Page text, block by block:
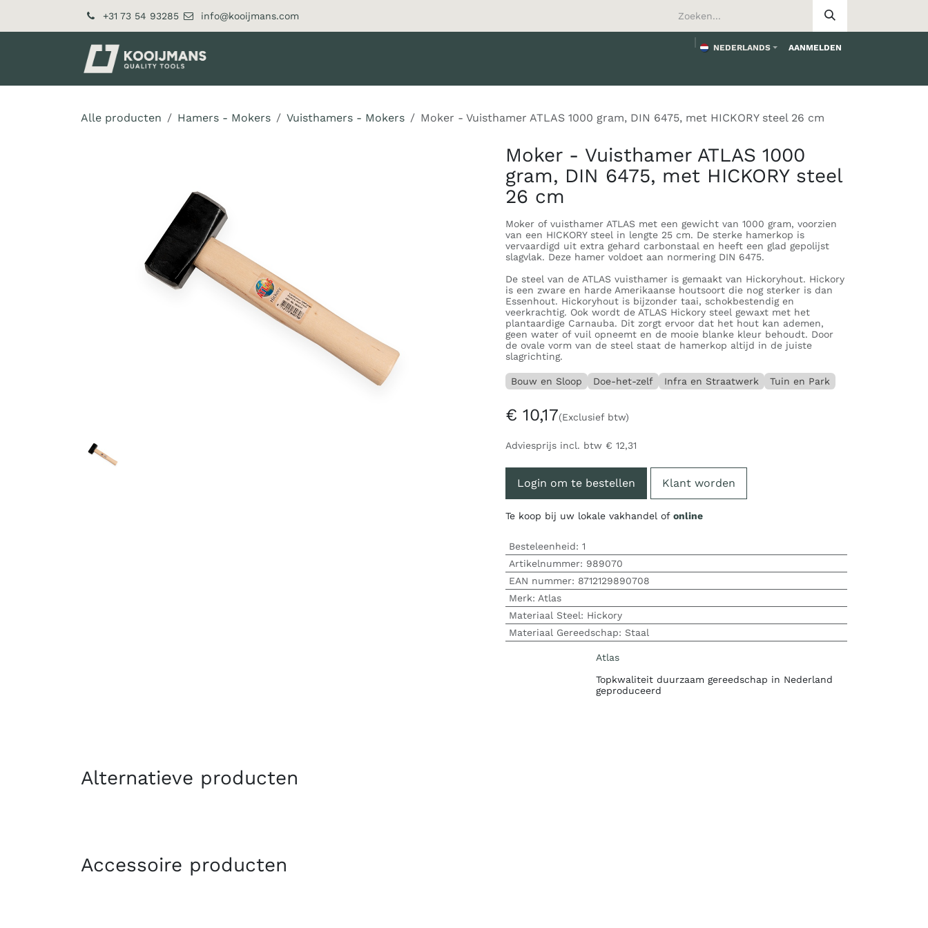
+31 73 54 93285 info@kooijmans.com
NEDERLANDS AANMELDEN
Alle producten Hamers - Mokers Vuisthamers - Mokers Moker - Vuisthamer ATLAS 1000 gram, DIN 6475, met HICKORY steel 26 cm
Moker - Vuisthamer ATLAS 1000
gram, DIN 6475, met HICKORY steel
26 cm
Moker of vuisthamer ATLAS met een gewicht van 1000 gram, voorzien
van een HICKORY steel in lengte 25 cm. De sterke hamerkop is
vervaardigd uit extra gehard carbonstaal en heeft een glad gepolijst
slagvlak. Deze hamer voldoet aan normering DIN 6475.
De steel van de ATLAS vuisthamer is gemaakt van Hickoryhout. Hickory
is een zware en harde Amerikaanse houtsoort die nog sterker is dan
Essenhout. Hickoryhout is bijzonder taai, schokbestendig en
veerkrachtig. Ook wordt de ATLAS Hickory steel gewaxt met het
plantaardige Carnauba. Dit zorgt ervoor dat het hout kan ademen,
geen water of vuil opneemt en de mooie blanke kleur behoudt. Door
de ovale vorm van de steel staat de hamerkop altijd in de juiste
slagrichting.
Bouw en Sloop Doe-het-zelf Infra en Straatwerk Tuin en Park
€ 10,17(Exclusief btw)
Adviesprijs incl. btw € 12,31
Login om te bestellen Klant worden
Te koop bij uw lokale vakhandel of online
Besteleenheid: 1
Artikelnummer: 989070
EAN nummer: 8712129890708
Merk: Atlas
Materiaal Steel: Hickory
Materiaal Gereedschap: Staal
Atlas
Topkwaliteit duurzaam gereedschap in Nederland
geproduceerd
Alternatieve producten
Accessoire producten